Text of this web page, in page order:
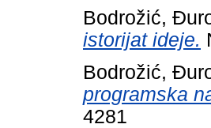
Bodrožić,
istorijat ideje.
Bodrožić,
programska
4281